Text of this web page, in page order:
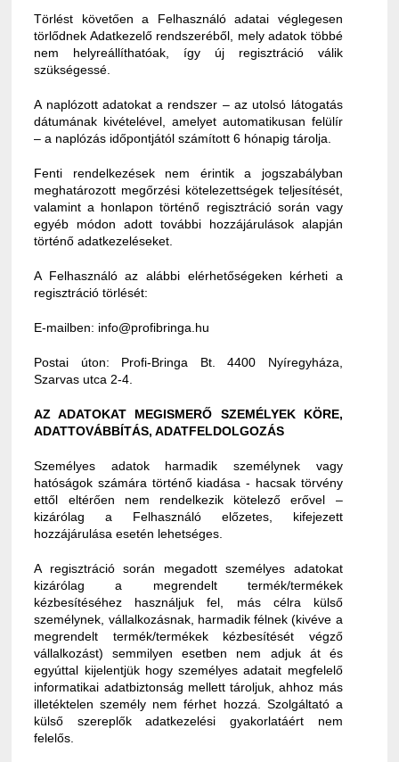
Törlést követően a Felhasználó adatai véglegesen
törlődnek Adatkezelő rendszeréből, mely adatok többé
nem helyreállíthatóak, így új regisztráció válik
szükségessé.
A naplózott adatokat a rendszer – az utolsó látogatás
dátumának kivételével, amelyet automatikusan felülír
– a naplózás időpontjától számított 6 hónapig tárolja.
Fenti rendelkezések nem érintik a jogszabályban
meghatározott megőrzési kötelezettségek teljesítését,
valamint a honlapon történő regisztráció során vagy
egyéb módon adott további hozzájárulások alapján
történő adatkezeléseket.
A Felhasználó az alábbi elérhetőségeken kérheti a
regisztráció törlését:
E-mailben: info@profibringa.hu
Postai úton: Profi-Bringa Bt. 4400 Nyíregyháza,
Szarvas utca 2-4.
AZ ADATOKAT MEGISMERŐ SZEMÉLYEK KÖRE,
ADATTOVÁBBÍTÁS, ADATFELDOLGOZÁS
Személyes adatok harmadik személynek vagy
hatóságok számára történő kiadása - hacsak törvény
ettől eltérően nem rendelkezik kötelező erővel –
kizárólag a Felhasználó előzetes, kifejezett
hozzájárulása esetén lehetséges.
A regisztráció során megadott személyes adatokat
kizárólag a megrendelt termék/termékek
kézbesítéséhez használjuk fel, más célra külső
személynek, vállalkozásnak, harmadik félnek (kivéve a
megrendelt termék/termékek kézbesítését végző
vállalkozást) semmilyen esetben nem adjuk át és
egyúttal kijelentjük hogy személyes adatait megfelelő
informatikai adatbiztonság mellett tároljuk, ahhoz más
illetéktelen személy nem férhet hozzá. Szolgáltató a
külső szereplők adatkezelési gyakorlatáért nem
felelős.